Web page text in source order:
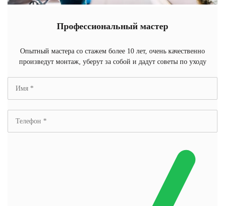
Профессиональный мастер
Опытный мастера со стажем более 10 лет, очень качественно
произведут монтаж, уберут за собой и дадут советы по уходу